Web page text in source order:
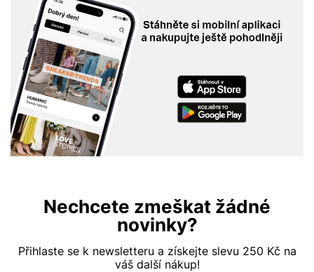
Nechcete zmeškat žádné
novinky?
Přihlaste se k newsletteru a získejte slevu 250 Kč na
váš další nákup!